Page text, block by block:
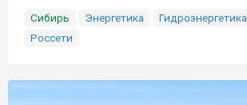
Сибирь
Энергетика Гидроэнергетика
Россети